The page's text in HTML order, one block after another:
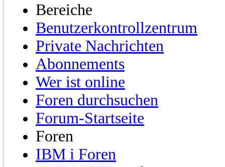
Bereiche
Benutzerkontrollzentrum
Private Nachrichten
Abonnements
Wer ist online
Foren durchsuchen
Forum-Startseite
Foren
IBM i Foren